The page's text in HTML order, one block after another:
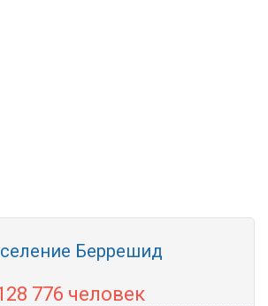
Беррешид
776 человек